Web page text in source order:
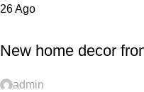
26Ago
New home decor
admin